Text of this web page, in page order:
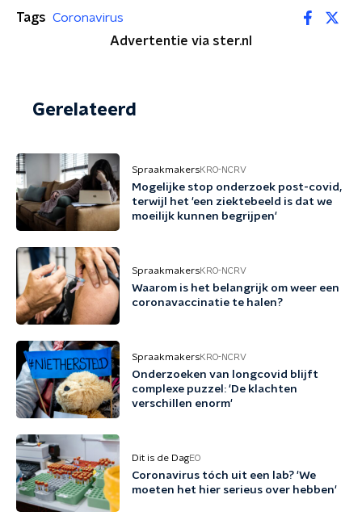
Tags Coronavirus
Advertentie via ster.nl
Gerelateerd
SpraakmakersKRO-NCRV
Mogelijke stop onderzoek post-covid,
terwijl het 'een ziektebeeld is dat we
moeilijk kunnen begrijpen'
SpraakmakersKRO-NCRV
Waarom is het belangrijk om weer een
coronavaccinatie te halen?
SpraakmakersKRO-NCRV
Onderzoeken van longcovid blijft
complexe puzzel: 'De klachten
verschillen enorm'
Dit is de DagEO
Coronavirus tóch uit een lab? 'We
moeten het hier serieus over hebben'